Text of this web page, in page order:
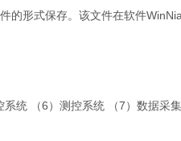
的形式保存。该文件在软件
统 （6）测控系统 （7）数据采